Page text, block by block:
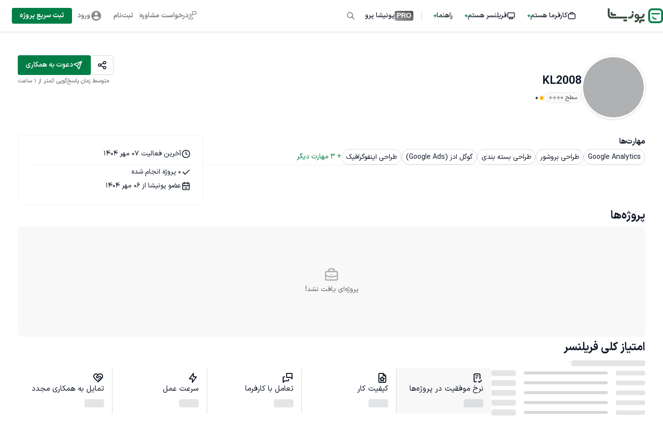
کارفرما هستم فریلنسر هستم راهنما PRO پونیشا پرو درخواست مشاوره ثبت‌نام ورود ثبت سریع پروژه
KL2008
سطح ۰ 0
دعوت به همکاری
متوسط زمان پاسخ‌گویی کمتر از 1 ساعت
مهارت‌ها
Google Analytics طراحی بروشور طراحی بسته بندی گوگل ادز (Google Ads) طراحی اینفوگرافیک +
3 مهارت دیگر
آخرین فعالیت 07 مهر 1404
0 پروژه انجام شده
عضو پونیشا از 06 مهر 1404
پروژه‌ها
پروژه‌ای یافت نشد!
امتیاز کلی فریلنسر
نرخ موفقیت در پروژه‌ها کیفیت کار تعامل با کارفرما سرعت عمل تمایل به همکاری مجدد